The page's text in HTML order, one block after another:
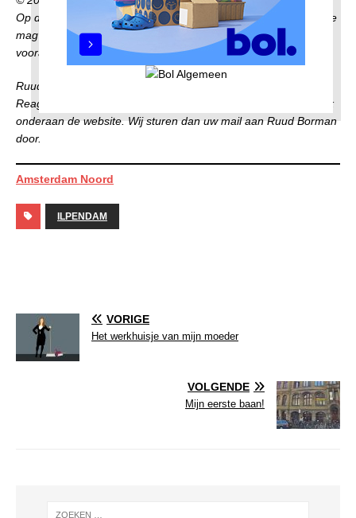
Op deze publicatie berust auteursrecht. Niets uit deze publicatie
mag op enigerlei wijze worden gepubliceerd zonder
voorafgaande toestemming van Ruud Borman.
Ruud maakt de series geheel op eigen titel.
Reageren? U kunt contact met de redactie opnemen via de link
onderaan de website. Wij sturen dan uw mail aan Ruud Borman
door.
Amsterdam Noord
ILPENDAM
VORIGE
Het werkhuisje van mijn moeder
VOLGENDE
Mijn eerste baan!